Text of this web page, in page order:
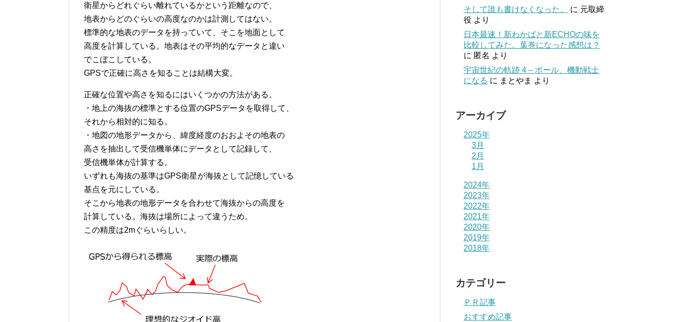
衛星からどれぐらい離れているかという距離なので、
地表からどのぐらいの高度なのかは計測してはない。
標準的な地表のデータを持っていて、そこを地面として
高度を計算している。地表はその平均的なデータと違い
でこぼこしている。
GPSで正確に高さを知ることは結構大変。
正確な位置や高さを知るにはいくつかの方法がある。
・地上の海抜の標準とする位置のGPSデータを取得して、
それから相対的に知る。
・地図の地形データから、緯度経度のおおよその地表の
高さを抽出して受信機単体にデータとして記録して、
受信機単体が計算する。
いずれも海抜の基準はGPS衛星が海抜として記憶している
基点を元にしている。
そこから地表の地形データを合わせて海抜からの高度を
計算している。海抜は場所によって違うため。
この精度は2mぐらいらしい。
そして誰も書けなくなった。
に 元取締
役 より
日本最速！新わかばと新ECHOの味を
比較してみた。葉巻になった感想は？
に 匿名 より
宇宙世紀の軌跡 4 – ボール、機動戦士
になる に まとやま より
アーカイブ
2025年
3月
2月
1月
2024年
2023年
2022年
2021年
2020年
2019年
2018年
カテゴリー
ＰＲ記事
おすすめ記事